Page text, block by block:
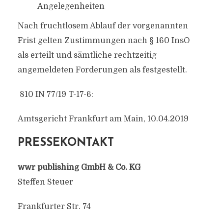
Angelegenheiten
Nach fruchtlosem Ablauf der vorgenannten
Frist gelten Zustimmungen nach § 160 InsO
als erteilt und sämtliche rechtzeitig
angemeldeten Forderungen als festgestellt.
810 IN 77/19 T-17-6:
Amtsgericht Frankfurt am Main, 10.04.2019
PRESSEKONTAKT
wwr publishing GmbH & Co. KG
Steffen Steuer
Frankfurter Str. 74